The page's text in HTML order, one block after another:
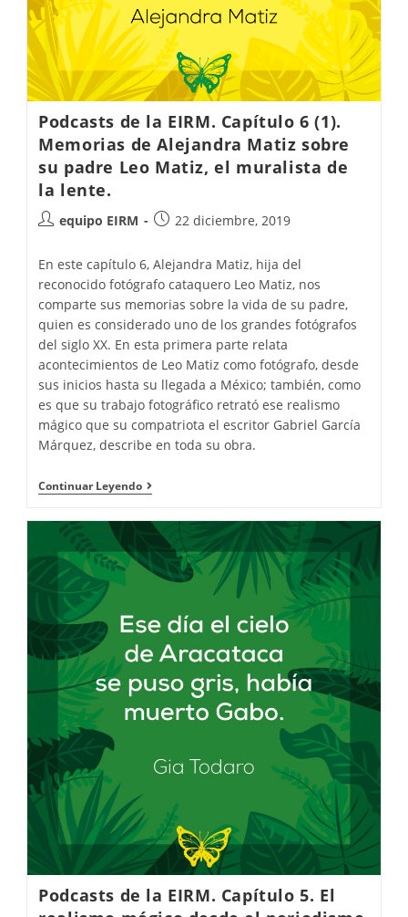
Podcasts de la EIRM. Capítulo 6 (1).
Memorias de Alejandra Matiz sobre
su padre Leo Matiz, el muralista de
la lente.
equipo EIRM 22 diciembre, 2019
En este capítulo 6, Alejandra Matiz, hija del
reconocido fotógrafo cataquero Leo Matiz, nos
comparte sus memorias sobre la vida de su padre,
quien es considerado uno de los grandes fotógrafos
del siglo XX. En esta primera parte relata
acontecimientos de Leo Matiz como fotógrafo, desde
sus inicios hasta su llegada a México; también, como
es que su trabajo fotográfico retrató ese realismo
mágico que su compatriota el escritor Gabriel García
Márquez, describe en toda su obra.
Continuar Leyendo
Podcasts de la EIRM. Capítulo 5. El